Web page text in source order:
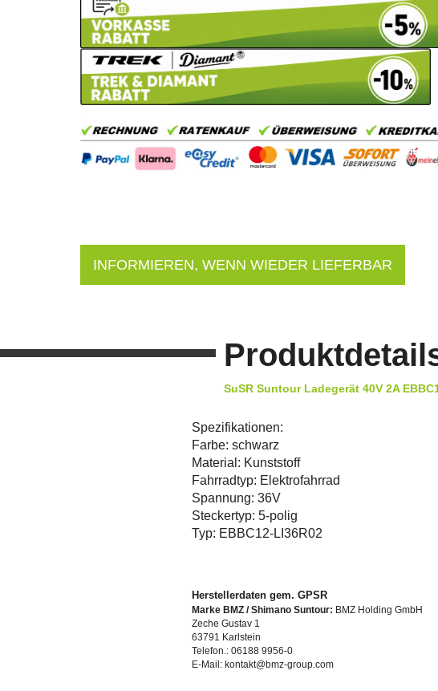
INFORMIEREN, WENN WIEDER LIEFERBAR
SuSR Suntour Ladegerät 40V 2A
Spezifikationen:
Farbe: schwarz
Material: Kunststoff
Fahrradtyp: Elektrofahrrad
Spannung: 36V
Steckertyp: 5-polig
Typ: EBBC12-LI36R02
Herstellerdaten gem. GPSR
Marke BMZ / Shimano Suntour: BMZ Holding GmbH
Zeche Gustav 1
63791 Karlstein
Telefon.: 06188 9956-0
E-Mail: kontakt@bmz-group.com